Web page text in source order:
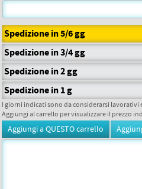
Spedizione in 5/6 gg
Spedizione in 3/4 gg
Spedizione in 2 gg
Spedizione in 1 g
I giorni indicati sono da considerarsi
Aggiungi al carrello per visualizzare il prezzo